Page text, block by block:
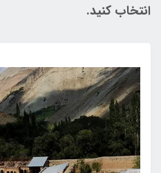
انتخاب کنید.